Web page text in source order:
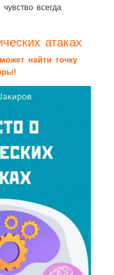
всегда
атаках
найти точку